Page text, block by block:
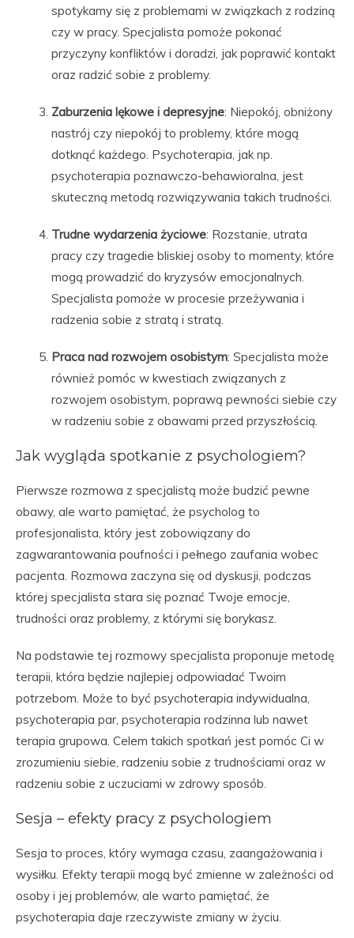
spotykamy się z problemami w związkach z rodziną
czy w pracy. Specjalista pomoże pokonać
przyczyny konfliktów i doradzi, jak poprawić kontakt
oraz radzić sobie z problemy.
Zaburzenia lękowe i depresyjne: Niepokój, obniżony
nastrój czy niepokój to problemy, które mogą
dotknąć każdego. Psychoterapia, jak np.
psychoterapia poznawczo-behawioralna, jest
skuteczną metodą rozwiązywania takich trudności.
Trudne wydarzenia życiowe: Rozstanie, utrata
pracy czy tragedie bliskiej osoby to momenty, które
mogą prowadzić do kryzysów emocjonalnych.
Specjalista pomoże w procesie przeżywania i
radzenia sobie z stratą i stratą.
Praca nad rozwojem osobistym: Specjalista może
również pomóc w kwestiach związanych z
rozwojem osobistym, poprawą pewności siebie czy
w radzeniu sobie z obawami przed przyszłością.
Jak wygląda spotkanie z psychologiem?
Pierwsze rozmowa z specjalistą może budzić pewne
obawy, ale warto pamiętać, że psycholog to
profesjonalista, który jest zobowiązany do
zagwarantowania poufności i pełnego zaufania wobec
pacjenta. Rozmowa zaczyna się od dyskusji, podczas
której specjalista stara się poznać Twoje emocje,
trudności oraz problemy, z którymi się borykasz.
Na podstawie tej rozmowy specjalista proponuje metodę
terapii, która będzie najlepiej odpowiadać Twoim
potrzebom. Może to być psychoterapia indywidualna,
psychoterapia par, psychoterapia rodzinna lub nawet
terapia grupowa. Celem takich spotkań jest pomóc Ci w
zrozumieniu siebie, radzeniu sobie z trudnościami oraz w
radzeniu sobie z uczuciami w zdrowy sposób.
Sesja – efekty pracy z psychologiem
Sesja to proces, który wymaga czasu, zaangażowania i
wysiłku. Efekty terapii mogą być zmienne w zależności od
osoby i jej problemów, ale warto pamiętać, że
psychoterapia daje rzeczywiste zmiany w życiu.